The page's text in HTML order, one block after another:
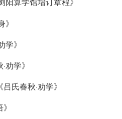
》
学》
氏春秋·劝学》